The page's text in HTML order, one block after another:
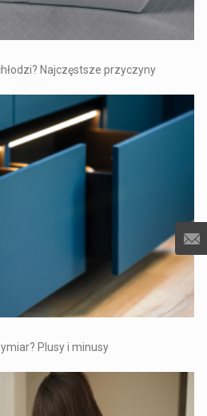
Najczęstsze przyczyny
Plusy i minusy